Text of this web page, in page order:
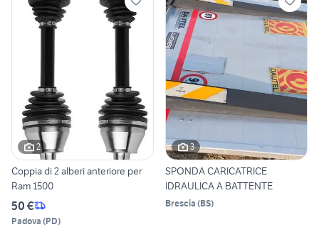
2
Coppia di 2 alberi anteriore per
Ram 1500
50 €
Padova (PD)
3
SPONDA CARICATRICE
IDRAULICA A BATTENTE
Brescia (BS)